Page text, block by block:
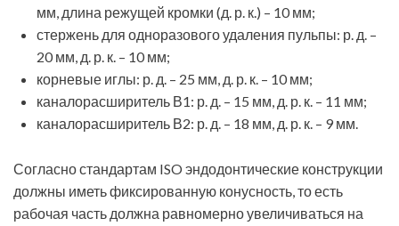
мм, длина режущей кромки (д. р. к.) – 10 мм;
стержень для одноразового удаления пульпы: р. д. –
20 мм, д. р. к. – 10 мм;
корневые иглы: р. д. – 25 мм, д. р. к. – 10 мм;
каналорасширитель В1: р. д. – 15 мм, д. р. к. – 11 мм;
каналорасширитель В2: р. д. – 18 мм, д. р. к. – 9 мм.
Согласно стандартам ISO эндодонтические конструкции
должны иметь фиксированную конусность, то есть
рабочая часть должна равномерно увеличиваться на